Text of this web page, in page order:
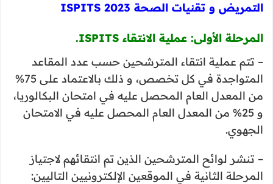
التمريض و تقنيات الصحة 2023 ISPITS
المرحلة الأولى: عملية الانتقاء ISPITS.
– تتم عملية انتقاء المترشحين حسب عدد المقاعد
المتواجدة في كل تخصص، و ذلك بالاعتماد على 75%
من المعدل العام المحصل عليه في امتحان البكالوريا،
و 25% من المعدل العام المحصل عليه في الامتحان
الجهوي.
– تنشر لوائح المترشحين الذين تم انتقائهم لاجتياز
المرحلة الثانية في الموقعين الإلكترونيين التاليين: